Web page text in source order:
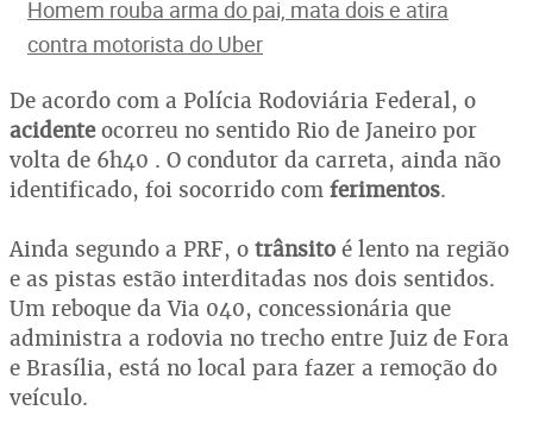
Homem rouba arma do pai, mata dois e atira
contra motorista do Uber
De acordo com a Polícia Rodoviária Federal, o
acidenteocorreu no sentido Rio de Janeiro por
volta de 6h40 . O condutor da carreta, ainda não
identificado, foi socorrido com ferimentos.
Ainda segundo a PRF, o trânsito é lento na região
e as pistas estão interditadas nos dois sentidos.
Um reboque da Via 040, concessionária que
administra a rodovia no trecho entre Juiz de Fora
e Brasília, está no local para fazer a remoção do
veículo.